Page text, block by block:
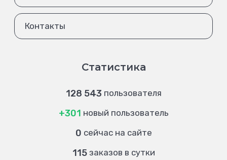
Контакты
Статистика
128 543 пользователя
+301 новый пользователь
0 сейчас на сайте
115 заказов в сутки